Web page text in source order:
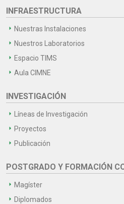
INFRAESTRUCTURA
Nuestras Instalaciones
Nuestros Laboratorios
Espacio TIMS
Aula CIMNE
INVESTIGACIÓN
Líneas de Investigación
Proyectos
Publicación
POSTGRADO Y FORMACIÓN
Magíster
Diplomados